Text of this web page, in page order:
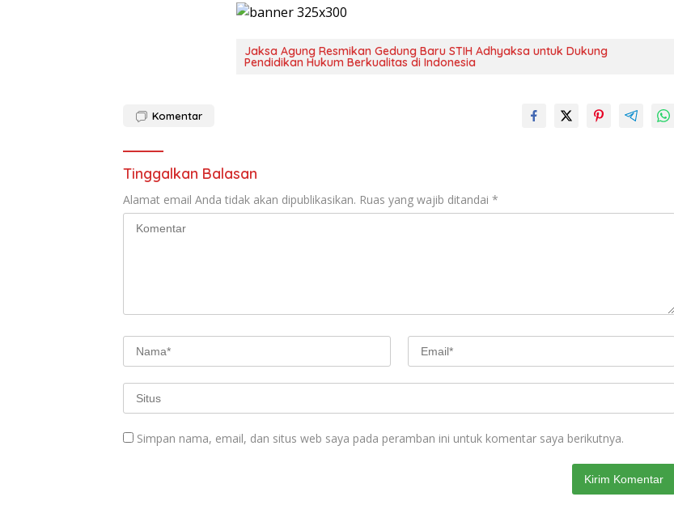
Jaksa Agung Resmikan Gedung Baru STIH Adhyaksa untuk Dukung
Pendidikan Hukum Berkualitas di Indonesia
Komentar
Tinggalkan Balasan
Alamat email Anda tidak akan dipublikasikan. Ruas yang wajib ditandai *
Simpan nama, email, dan situs web saya pada peramban ini untuk komentar saya berikutnya.